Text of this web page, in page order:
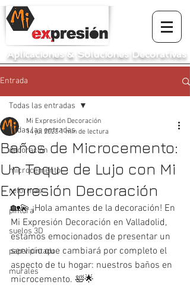
Aplicaciones & Soluciones Decorativas
Entrada
Todas las entradas
decoración
microcemento
reformas
pintura
suelos 3D
papel pintado
murales
Todas las entradas
Baños de Microcemento:
Un Toque de Lujo con Mi
Expresión Decoración
Mi Expresión Decoración
14 jul 2023 1 min de lectura
🏡💫 ¡Hola amantes de la decoración! En
Mi Expresión Decoración en Valladolid,
estamos emocionados de presentar un
servicio que cambiará por completo el
aspecto de tu hogar: nuestros baños en
microcemento. 🛀🌟